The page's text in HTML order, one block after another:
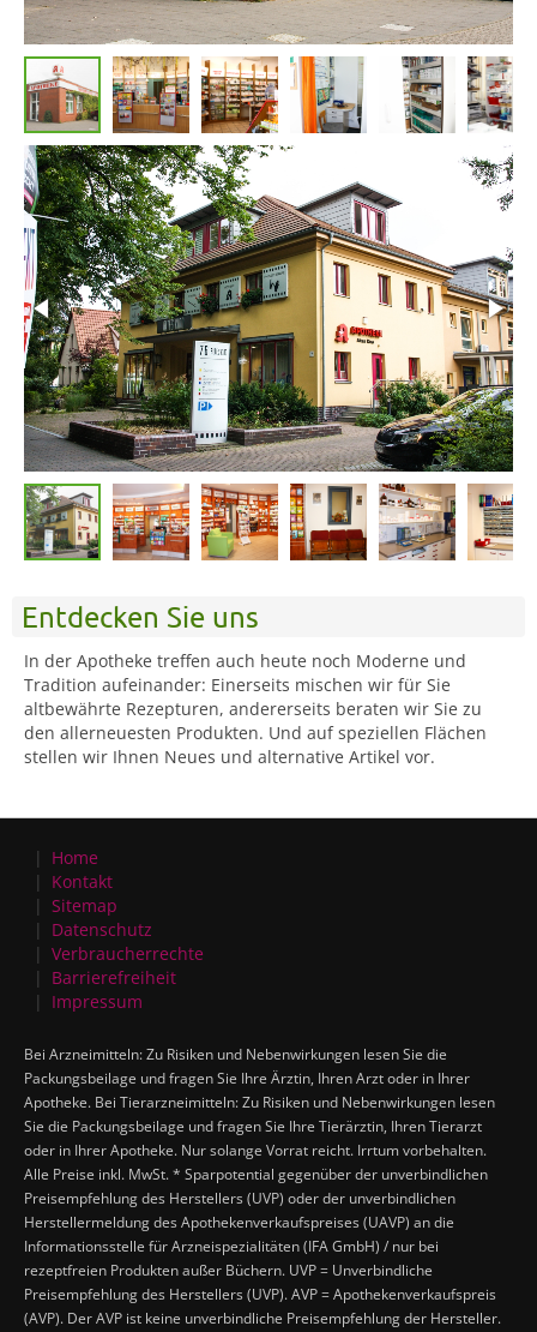
Entdecken Sie uns
In der Apotheke treffen auch heute noch Moderne und
Tradition aufeinander: Einerseits mischen wir für Sie
altbewährte Rezepturen, andererseits beraten wir Sie zu
den allerneuesten Produkten. Und auf speziellen Flächen
stellen wir Ihnen Neues und alternative Artikel vor.
Home
Kontakt
Sitemap
Datenschutz
Verbraucherrechte
Barrierefreiheit
Impressum
Bei Arzneimitteln: Zu Risiken und Nebenwirkungen lesen Sie die
Packungsbeilage und fragen Sie Ihre Ärztin, Ihren Arzt oder in Ihrer
Apotheke. Bei Tierarzneimitteln: Zu Risiken und Nebenwirkungen lesen
Sie die Packungsbeilage und fragen Sie Ihre Tierärztin, Ihren Tierarzt
oder in Ihrer Apotheke. Nur solange Vorrat reicht. Irrtum vorbehalten.
Alle Preise inkl. MwSt. * Sparpotential gegenüber der unverbindlichen
Preisempfehlung des Herstellers (UVP) oder der unverbindlichen
Herstellermeldung des Apothekenverkaufspreises (UAVP) an die
Informationsstelle für Arzneispezialitäten (IFA GmbH) / nur bei
rezeptfreien Produkten außer Büchern. UVP = Unverbindliche
Preisempfehlung des Herstellers (UVP). AVP = Apothekenverkaufspreis
(AVP). Der AVP ist keine unverbindliche Preisempfehlung der Hersteller.